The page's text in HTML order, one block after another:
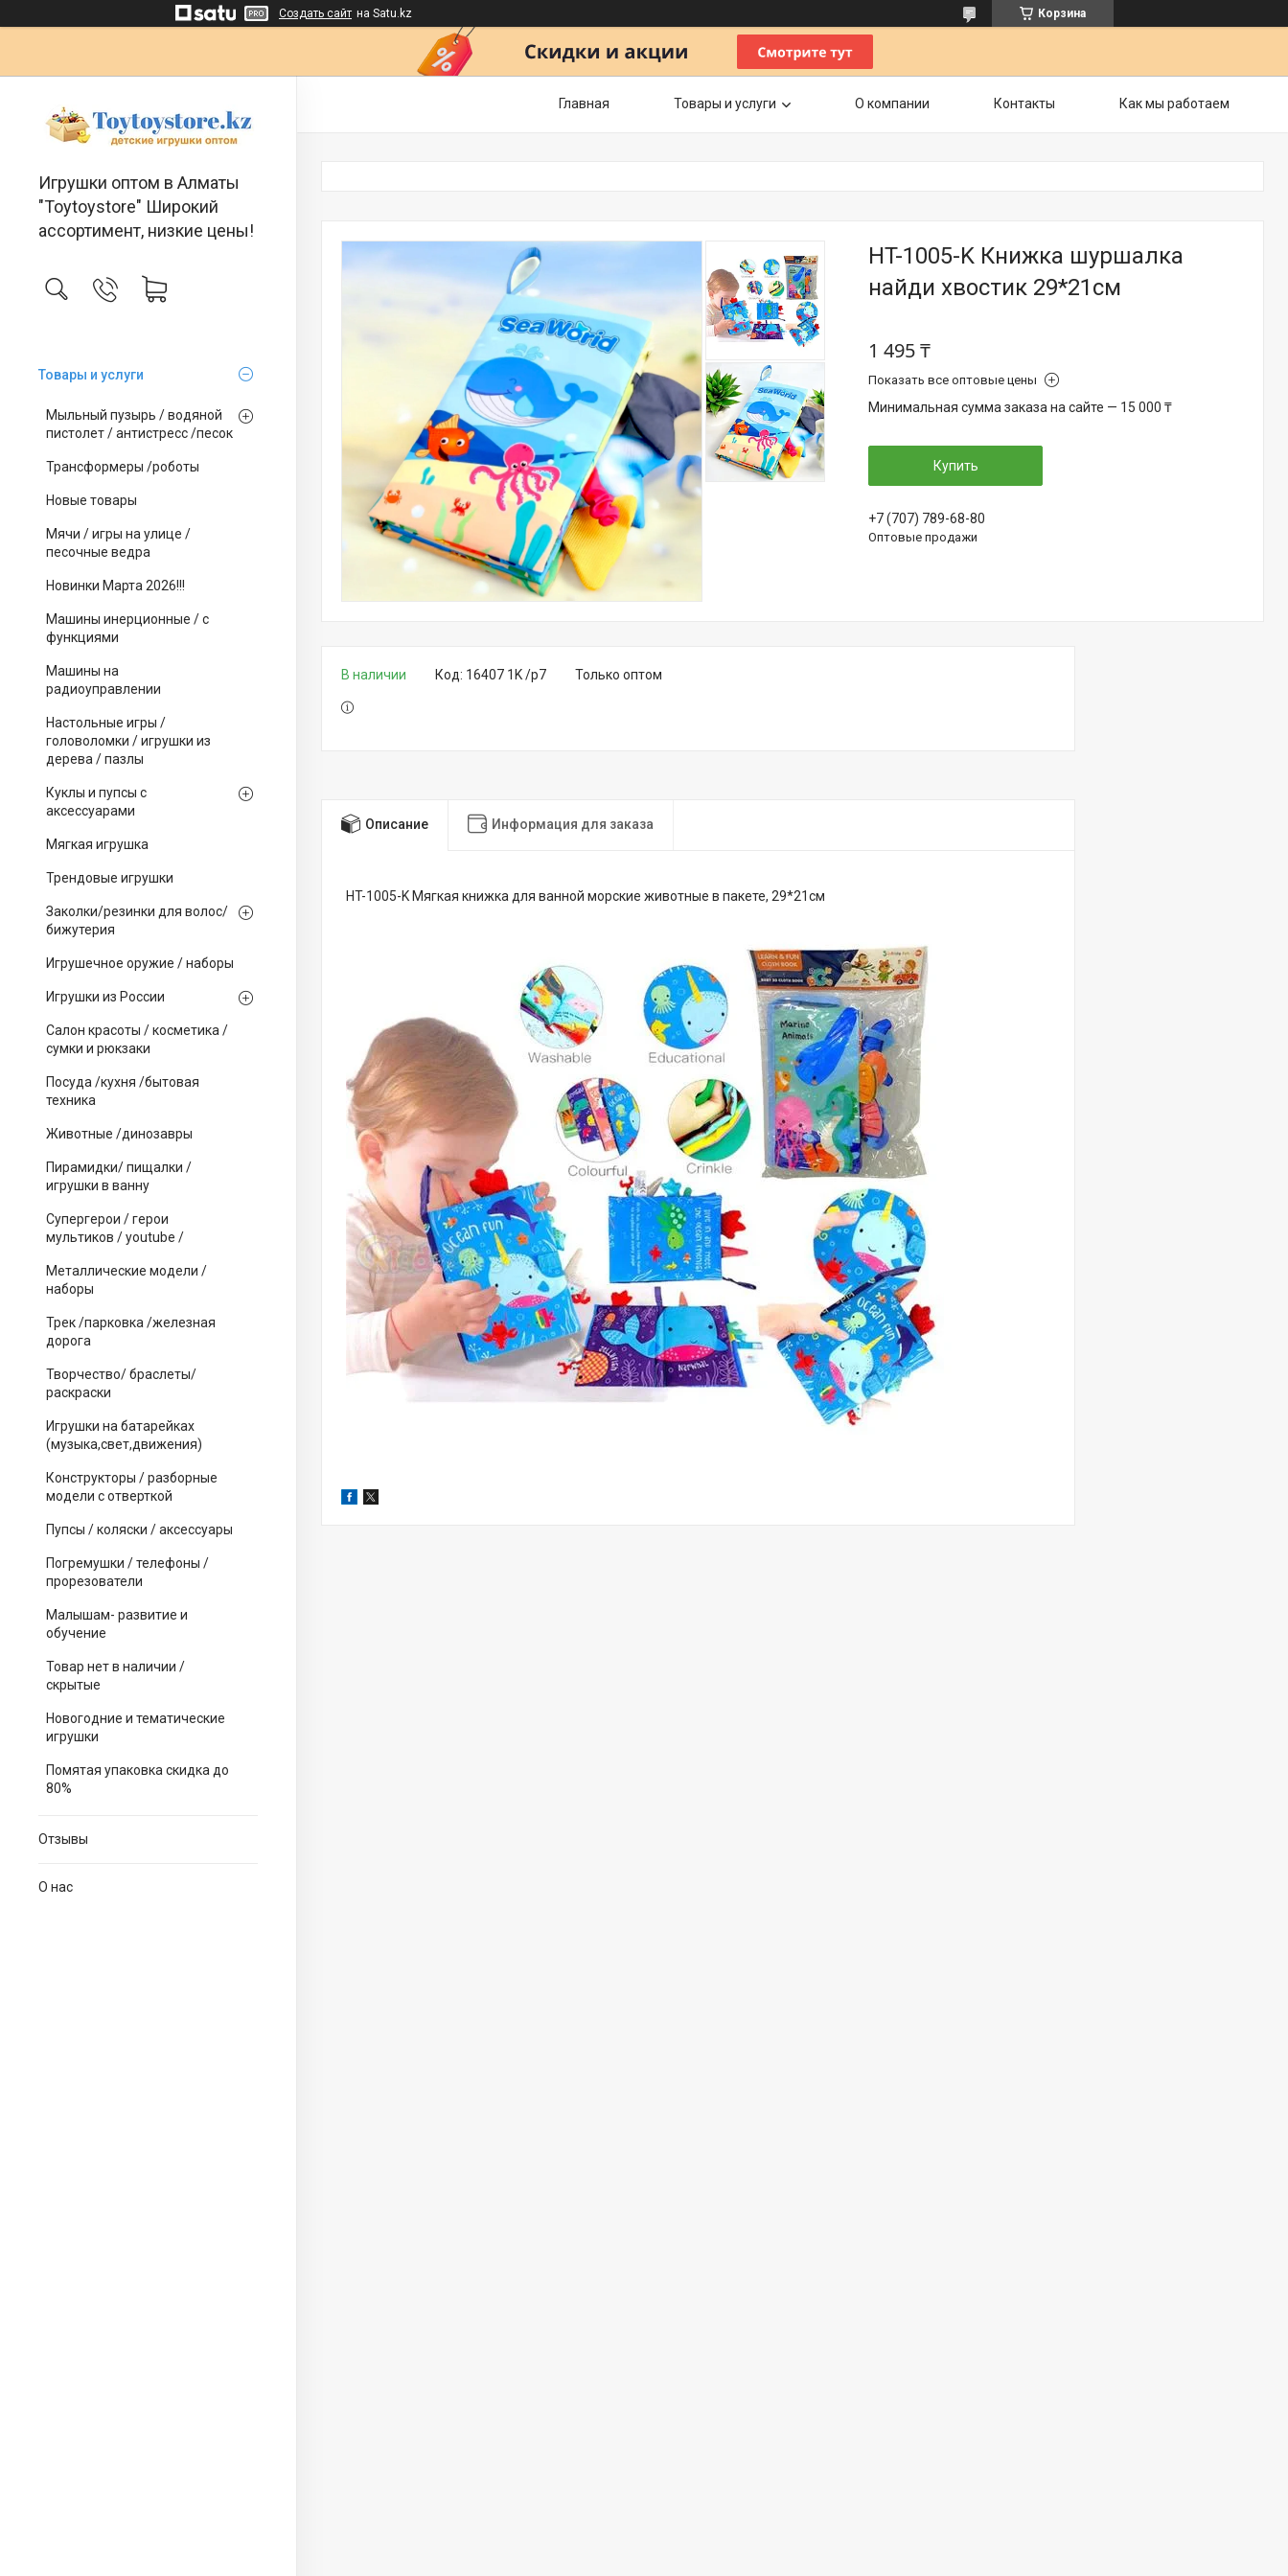
Создать сайт на Satu.kz Корзина
Игрушки оптом в Алматы
"Toytoystore" Широкий
ассортимент, низкие цены!
Товары и услуги
Мыльный пузырь / водяной
пистолет / антистресс /песок
Трансформеры /роботы
Новые товары
Мячи / игры на улице /
песочные ведра
Новинки Марта 2026!!!
Машины инерционные / с
функциями
Машины на
радиоуправлении
Настольные игры /
головоломки / игрушки из
дерева / пазлы
Куклы и пупсы с
аксессуарами
Мягкая игрушка
Трендовые игрушки
Заколки/резинки для волос/
бижутерия
Игрушечное оружие / наборы
Игрушки из России
Салон красоты / косметика /
сумки и рюкзаки
Посуда /кухня /бытовая
техника
Животные /динозавры
Пирамидки/ пищалки /
игрушки в ванну
Супергерои / герои
мультиков / youtube /
Металлические модели /
наборы
Трек /парковка /железная
дорога
Творчество/ браслеты/
раскраски
Игрушки на батарейках
(музыка,свет,движения)
Конструкторы / разборные
модели с отверткой
Пупсы / коляски / аксессуары
Погремушки / телефоны /
прорезователи
Малышам- развитие и
обучение
Товар нет в наличии /
скрытые
Новогодние и тематические
игрушки
Помятая упаковка скидка до
80%
Отзывы
О нас
Главная Товары и услуги О компании Контакты Как мы работаем
HT-1005-K Книжка шуршалка
найди хвостик 29*21см
1 495 ₸
Показать все оптовые цены
Минимальная сумма заказа на сайте — 15 000 ₸
Купить
+7 (707) 789-68-80
Оптовые продажи
В наличии Только оптом
Код: 16407 1K /р7
Описание Информация для заказа
HT-1005-K Мягкая книжка для ванной морские животные в пакете, 29*21см